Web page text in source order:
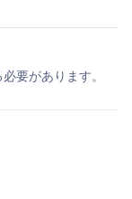
要があります。